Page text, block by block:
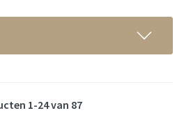
1-24van 87